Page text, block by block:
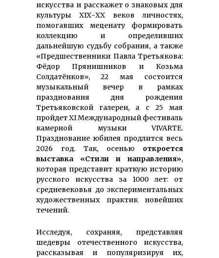
искусства и расскажет о знаковых для
культуры ХІХ-ХХ веков личностях,
помогавших меценату формировать
коллекцию и определивших
дальнейшую судьбу собрания, а также
«Предшественники Павла Третьякова:
Фёдор Прянишников и Козьма
Солдатёнков», 22 мая состоится
музыкальный вечер в рамках
празднования дня рождения
Третьяковской галереи, а с 25 мая
пройдет XI Международный фестиваль
камерной музыки VIVARTE.
Празднование юбилея продлится весь
2026 год. Так, осенью откроется
выставка «Стили и направления»,
которая представит краткую историю
русского искусства за 1000 лет: от
средневековья до экспериментальных
художественных практик новейших
течений.
Исследуя, сохраняя, представляя
шедевры отечественного искусства,
рассказывая и популяризируя их,